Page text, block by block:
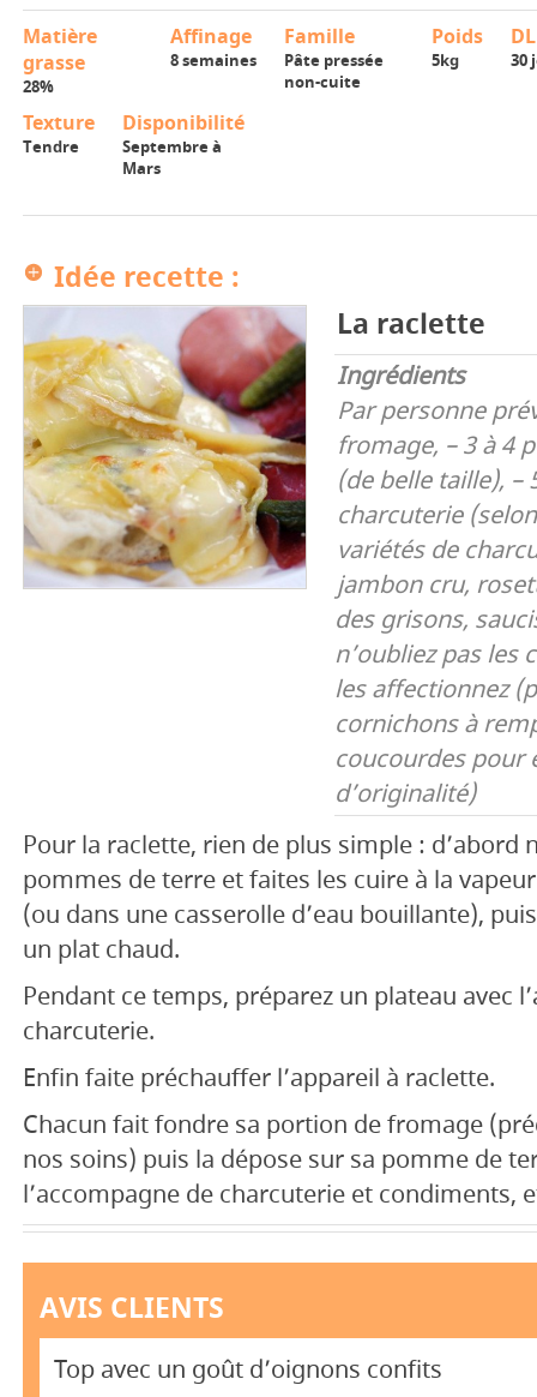
Matière
grasse
28%
Affinage
8 semaines
Famille
Pâte pressée
non-cuite
Poids
5kg 30
Texture
Tendre
Disponibilité
Septembre à
Mars
Idée recette :
La raclette
Ingrédients
Par personne
fromage, – 3 à 4
(de belle taille), –
charcuterie
variétés de
jambon cru,
des grisons,
n’oubliez pas les
les affectionnez
cornichons à
coucourdes pour
d’originalité)
Pour la raclette, rien de plus simple : d’abord
pommes de terre et faites les cuire à la
(ou dans une casserolle d’eau bouillante),
un plat chaud.
Pendant ce temps, préparez un plateau avec
charcuterie.
Enfin faite préchauffer l’appareil à raclette.
Chacun fait fondre sa portion de fromage
nos soins) puis la dépose sur sa pomme de
l’accompagne de charcuterie et condiments,
AVIS CLIENTS
Top avec un goût d’oignons confits